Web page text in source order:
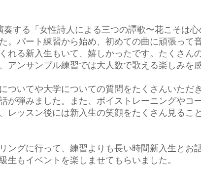
する「女性詩人による三つの譚歌〜花こそは心
。パート練習から始め、初めての曲に頑張って
れる新入生もいて、嬉しかったです。たくさん
アンサンブル練習では大人数で歌える楽しみを
ついてや大学についての質問をたくさんいただ
が弾みました。また、ボイストレーニングやコ
レッスン後には新入生の笑顔をたくさん見るこ
ングに行って、練習よりも長い時間新入生とお
生もイベントを楽しませてもらいました。